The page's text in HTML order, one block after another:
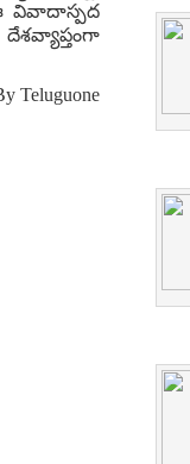
వివాదాస్పద
Teluguone